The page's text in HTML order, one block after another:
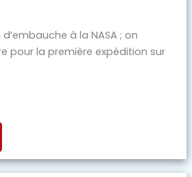
à la NASA ; on
pour la première expédition sur